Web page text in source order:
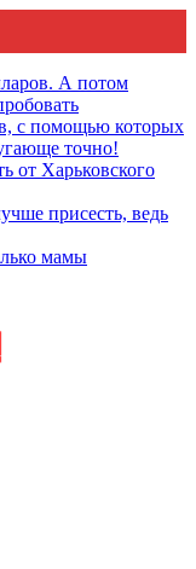
А потом
с помощью которых
точно!
от Харьковского
присесть, ведь
мамы